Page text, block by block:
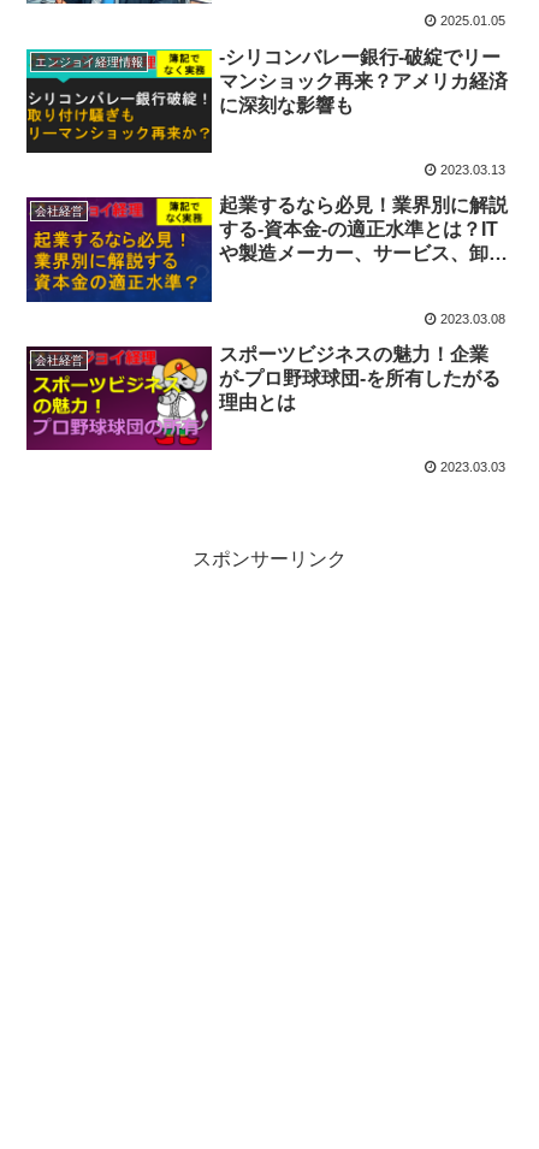
2025.01.05
エンジョイ経理情報
-シリコンバレー銀行-破綻でリー
マンショック再来？アメリカ経済
に深刻な影響も
2023.03.13
会社経営
起業するなら必見！業界別に解説
する-資本金-の適正水準とは？IT
や製造メーカー、サービス、卸
2023.03.08
会社経営
スポーツビジネスの魅力！企業
が-プロ野球球団-を所有したがる
理由とは
2023.03.03
スポンサーリンク